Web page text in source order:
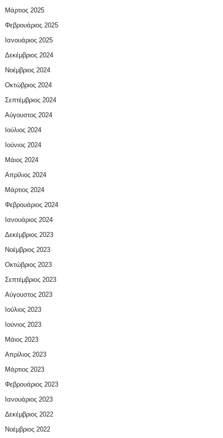
Μάρτιος 2025
Φεβρουάριος 2025
Ιανουάριος 2025
Δεκέμβριος 2024
Νοέμβριος 2024
Οκτώβριος 2024
Σεπτέμβριος 2024
Αύγουστος 2024
Ιούλιος 2024
Ιούνιος 2024
Μάιος 2024
Απρίλιος 2024
Μάρτιος 2024
Φεβρουάριος 2024
Ιανουάριος 2024
Δεκέμβριος 2023
Νοέμβριος 2023
Οκτώβριος 2023
Σεπτέμβριος 2023
Αύγουστος 2023
Ιούλιος 2023
Ιούνιος 2023
Μάιος 2023
Απρίλιος 2023
Μάρτιος 2023
Φεβρουάριος 2023
Ιανουάριος 2023
Δεκέμβριος 2022
Νοέμβριος 2022